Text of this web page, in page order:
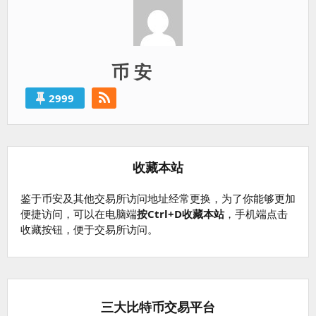
币 安
2999
收藏本站
鉴于币安及其他交易所访问地址经常更换，为了你能够更加
便捷访问，可以在电脑端按Ctrl+D收藏本站，手机端点击
收藏按钮，便于交易所访问。
三大比特币交易平台